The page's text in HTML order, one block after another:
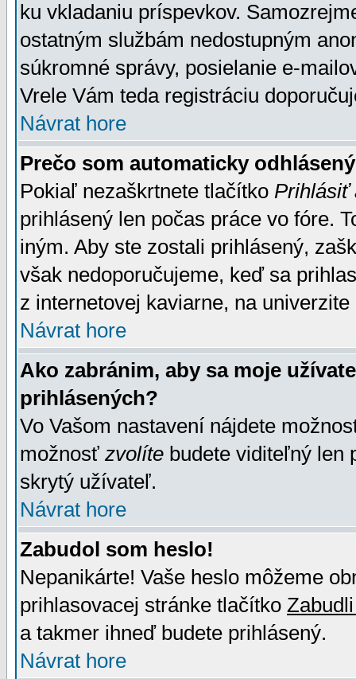
ku vkladaniu príspevkov.
ostatným službám nedostupným
súkromné správy, posielanie e-
Vrele Vám teda registráciu
Návrat hore
Prečo som automaticky
Pokiaľ nezaškrtnete tlačítko Prihlásiť
prihlásený len počas práce vo fóre.
iným. Aby ste zostali prihlásený,
však nedoporučujeme, keď sa
z internetovej kaviarne, na univerzite
Návrat hore
Ako zabránim, aby sa moje
prihlásených?
Vo Vašom nastavení nájdete
možnosť zvolíte budete viditeľný len
skrytý užívateľ.
Návrat hore
Zabudol som heslo!
Nepanikárte! Vaše heslo môžeme
prihlasovacej stránke tlačítko
a takmer ihneď budete prihlásený.
Návrat hore